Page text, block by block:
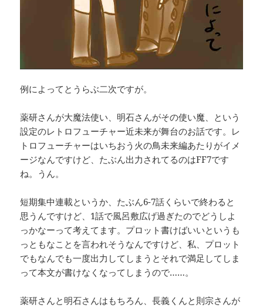
例によってとうらぶ二次ですが。
薬研さんが大魔法使い、明石さんがその使い魔、という
設定のレトロフューチャー近未来が舞台のお話です。レ
トロフューチャーはいちおう火の鳥未来編あたりがイメ
ージなんですけど、たぶん出力されてるのはFF7です
ね。うん。
短期集中連載というか、たぶん6-7話くらいで終わると
思うんですけど、1話で風呂敷広げ過ぎたのでどうしよ
っかなーって考えてます。プロット書けばいいというも
っともなことを言われそうなんですけど、私、プロット
でもなんでも一度出力してしまうとそれで満足してしま
って本文が書けなくなってしまうので……。
薬研さんと明石さんはもちろん、長義くんと則宗さんが